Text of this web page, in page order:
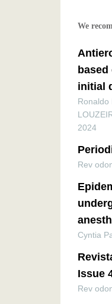
We
initial
Ronaldo
2024
Rev
Cyntia
Issue
Rev